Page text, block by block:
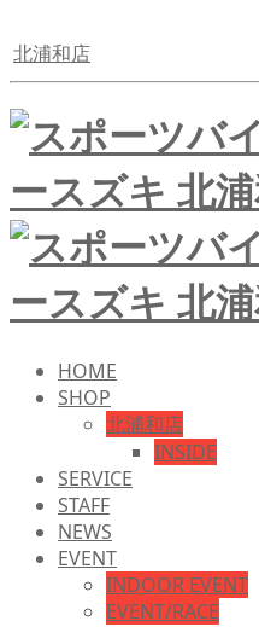
北浦和店
HOME
SHOP
北浦和店
INSIDE
SERVICE
STAFF
NEWS
EVENT
INDOOR EVENT
EVENT/RACE